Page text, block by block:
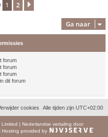
1 2
Ga naar
forum
forum
forum
dit forum
Alle tijden zijn UTC+02:00
cookies
| Nederlandse vertaling door
Hosting provided by